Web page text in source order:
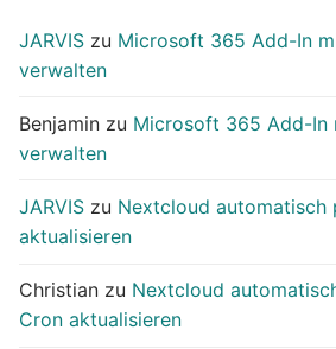
JARVIS zu Microsoft 365 Add-In
verwalten
Benjamin zu Microsoft 365 Add-In
verwalten
JARVIS zu Nextcloud automatisch
aktualisieren
Christian zu Nextcloud
Cron aktualisieren